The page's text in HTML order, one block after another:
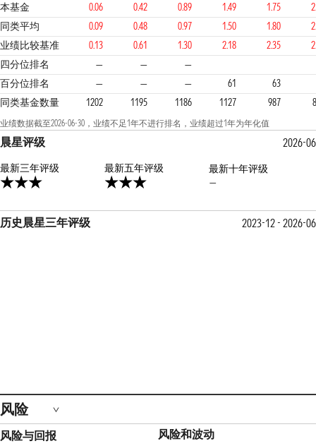
本基金
0.06 0.42 0.89 1.49 1.75
同类平均
0.09 0.48 0.97 1.50 1.80
业绩比较基准
0.13 0.61 1.30 2.18 2.35
四分位排名
— — —
3 3 3
百分位排名 — — — 61
63
同类基金数量
1202 1195 1186 1127 987
业绩数据截至2026-06-30，业绩不足1年不进行排名，业绩超过1年为年化值
晨星评级 2026-06
最新三年评级 最新五年评级
最新十年评级
—
历史晨星三年评级 2023-12 - 2026-06
风险
风险与回报 风险和波动